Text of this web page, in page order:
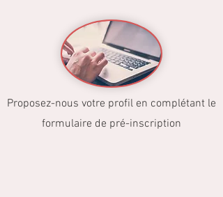
Proposez-nous votre profil en complétant le
formulaire de pré-inscription